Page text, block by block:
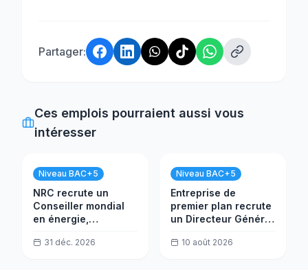
Partager:
Ces emplois pourraient aussi vous
intéresser
Niveau BAC+5
NRC recrute un
Conseiller mondial
en énergie,
Afrique centrale et
31 déc. 2026
Niveau BAC+5
Entreprise de
premier plan recrute
un Directeur Général
10 août 2026